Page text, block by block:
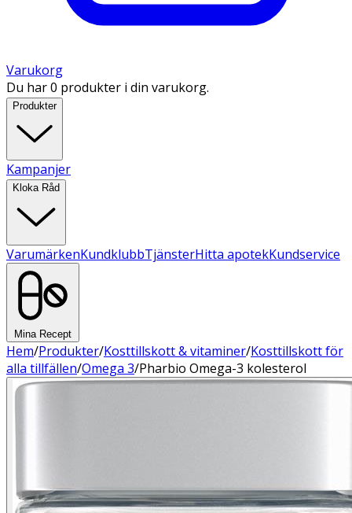
Varukorg
Du har 0 produkter i din varukorg.
Produkter
Kampanjer
Kloka Råd
VarumärkenKundklubbTjänsterHitta apotekKundservice
Mina Recept
Hem/Produkter/Kosttillskott & vitaminer/Kosttillskott för
alla tillfällen/Omega 3/Pharbio Omega-3 kolesterol